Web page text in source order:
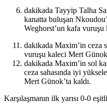
dakikada Tayyip Talha
kanatta buluşan
Weghorst’un kafa vuruşu
dakikada Maxim’in ceza
vuruşu kaleci Mert Günok
dakikada Maxim’in sol
ceza sahasında iyi
Mert Günok’ta kaldı.
Karşılaşmanın ilk yarısı 0-0